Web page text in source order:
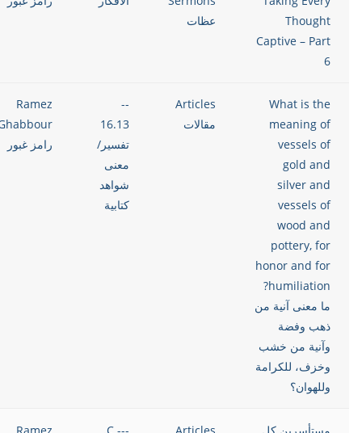
Thought
Captive – Part
6
عظات
What is the
meaning of
vessels of
gold and
silver and
vessels of
wood and
pottery, for
honor and for
humiliation?
ما معنى آنية من
ذهب وفضة
وآنية من خشب
وخزف، للكرامة
وللهوان؟
Articles
مقالات
--
16.13
تفسير/
معنى
شواهد
كتابية
Ramez
رامز غبور
مستأسرين كل
Articles
--- C.
Ramez